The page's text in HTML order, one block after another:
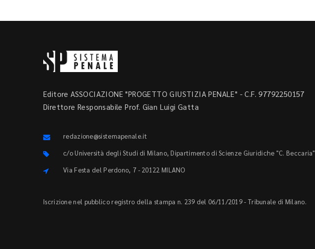
Editore ASSOCIAZIONE "PROGETTO GIUSTIZIA PENALE" - C.F. 97792250157
Direttore Responsabile Prof. Gian Luigi Gatta
redazione@sistemapenale.it
c/o Università degli Studi di Milano, Dipartimento di Scienze Giuridiche "C. Beccaria"
Via Festa del Perdono, 7 - 20122 MILANO
Iscrizione nel pubblico registro della stampa n. 239 del 06/11/2019 - Tribunale di Milano.